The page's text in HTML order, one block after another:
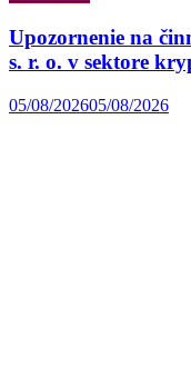
Upozornenie na
s. r. o. v sektore
05/08/202605/08/2026